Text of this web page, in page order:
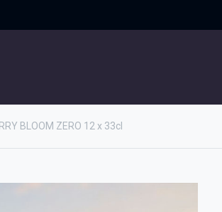
BLOOM ZERO 12 x 33cl